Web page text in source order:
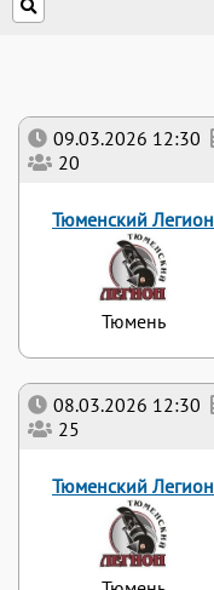
08.03.2026 12:30
25
Тюменский Легион
09.03.2026 12:30
20
Тюменский Легион
Тюмень